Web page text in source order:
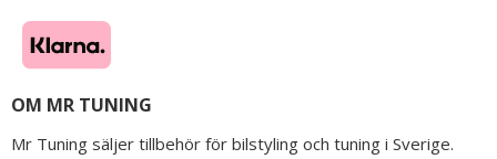
OM MR TUNING
Mr Tuning säljer tillbehör för bilstyling och tuning i Sverige.